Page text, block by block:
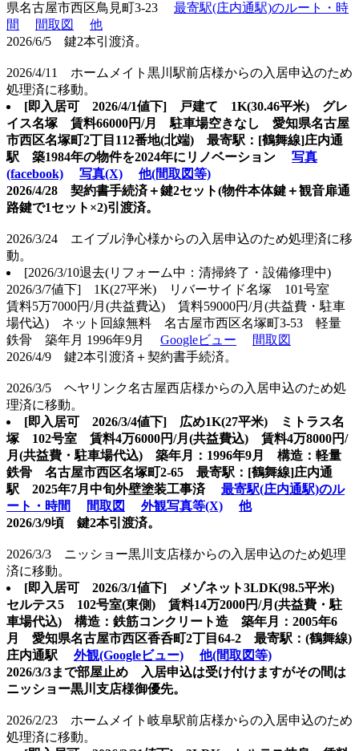
県名古屋市西区鳥見町3-23 最寄駅(庄内通駅)のルート・時
間
間取図
他
2026/6/5 鍵2本引渡済。
2026/4/11 ホームメイト黒川駅前店様からの入居申込のため
処理済に移動。
[即入居可 2026/4/1値下] 戸建て 1K(30.46平米) グレ
イス名塚 賃料66000円/月 駐車場空きなし 愛知県名古屋
市西区名塚町2丁目112番地(北端) 最寄駅：[鶴舞線]庄内通
駅 築1984年の物件を2024年にリノベーション 写真
(facebook)
写真(X)
他(間取図等)
2026/4/28 契約書手続済＋鍵2セット(物件本体鍵＋観音扉通
路鍵で1セット×2)引渡済。
2026/3/24 エイブル浄心様からの入居申込のため処理済に移
動。
[2026/3/10退去(リフォーム中：清掃終了・設備修理中)
2026/3/7値下] 1K(27平米) リバーサイド名塚 101号室
賃料5万7000円/月(共益費込) 賃料59000円/月(共益費・駐車
場代込) ネット回線無料 名古屋市西区名塚町3-53 軽量
鉄骨 築年月 1996年9月 Googleビュー
間取図
2026/4/9 鍵2本引渡済＋契約書手続済。
2026/3/5 ヘヤリンク名古屋西店様からの入居申込のため処
理済に移動。
[即入居可 2026/3/4値下] 広め1K(27平米) ミトラス名
塚 102号室 賃料4万6000円/月(共益費込) 賃料4万8000円/
月(共益費・駐車場代込) 築年月：1996年9月 構造：軽量
鉄骨 名古屋市西区名塚町2-65 最寄駅：[鶴舞線]庄内通
駅 2025年7月中旬外壁塗装工事済 最寄駅(庄内通駅)のル
ート・時間
間取図 外観写真等(X)
他
2026/3/9頃 鍵2本引渡済。
2026/3/3 ニッショー黒川支店様からの入居申込のため処理
済に移動。
[即入居可 2026/3/1値下] メゾネット3LDK(98.5平米)
セルテス5 102号室(東側) 賃料14万2000円/月(共益費・駐
車場代込) 構造：鉄筋コンクリート造 築年月：2005年6
月 愛知県名古屋市西区香呑町2丁目64-2 最寄駅：(鶴舞線)
庄内通駅 外観(Googleビュー)
他(間取図等)
2026/3/3まで部屋止め 入居申込は受け付けますがその間は
ニッショー黒川支店様御優先。
2026/2/23 ホームメイト岐阜駅前店様からの入居申込のため
処理済に移動。